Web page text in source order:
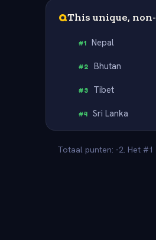
QThis unique,
#1 Nepal
#2 Bhutan
#3 Tibet
#4 Sri Lanka
Totaal punten: -2. Het